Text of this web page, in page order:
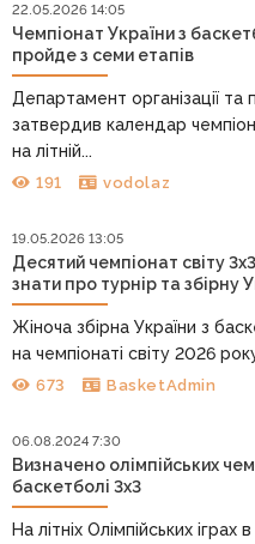
22.05.2026 14:05
Чемпіонат України з
пройде з семи етапів
Департамент організації
затвердив календар
на літній...
191 vodolaz
19.05.2026 13:05
Десятий чемпіонат світу
знати про турнір та збірну
Жіноча збірна України з
на чемпіонаті світу 2026
673 BasketAdmin
06.08.2024 7:30
Визначено олімпійських
баскетболі 3х3
На літніх Олімпійських